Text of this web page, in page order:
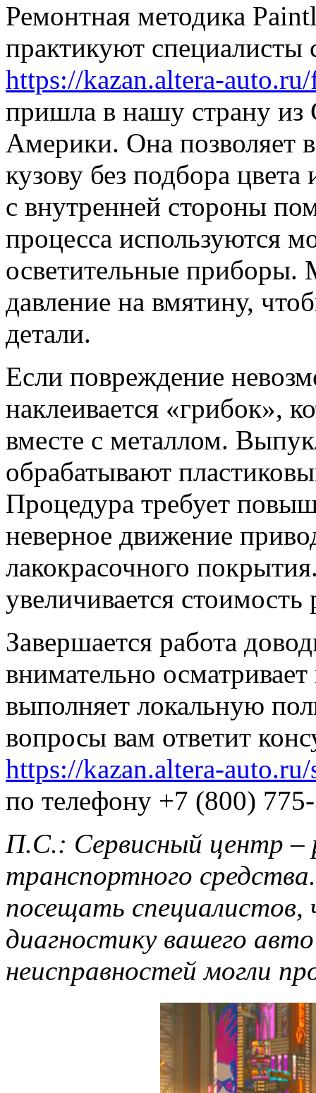
Ремонтная методика
практикуют специалисты
https://kazan.altera-
пришла в нашу страну
Америки. Она позволяет
кузову без подбора
с внутренней стороны
процесса используются
осветительные приборы.
давление на вмятину,
детали.
Если повреждение
наклеивается «грибок»,
вместе с металлом.
обрабатывают
Процедура требует
неверное движение
лакокрасочного
увеличивается стоимость
Завершается работа
внимательно
выполняет локальную
вопросы вам ответит
https://kazan.altera-
по телефону +7 (800)
П.С.: Сервисный центр –
транспортного
посещать специалистов,
диагностику вашего
неисправностей могли